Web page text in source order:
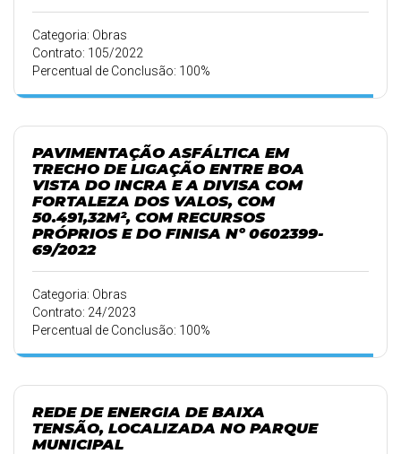
Categoria: Obras
Contrato: 105/2022
Percentual de Conclusão: 100%
PAVIMENTAÇÃO ASFÁLTICA EM
TRECHO DE LIGAÇÃO ENTRE BOA
VISTA DO INCRA E A DIVISA COM
FORTALEZA DOS VALOS, COM
50.491,32M², COM RECURSOS
PRÓPRIOS E DO FINISA Nº 0602399-
69/2022
Categoria: Obras
Contrato: 24/2023
Percentual de Conclusão: 100%
REDE DE ENERGIA DE BAIXA
TENSÃO, LOCALIZADA NO PARQUE
MUNICIPAL